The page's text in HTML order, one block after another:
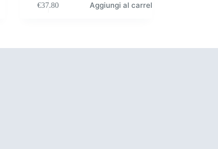
€37.80 Aggiungi al carrello